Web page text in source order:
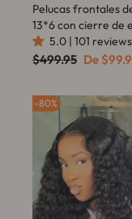
Pelucas frontales
13*6 con cierre de
pegamento,
ondulado, aptas
5.0 | 101 reviews
Precio
$499.95 Precio
De
80%